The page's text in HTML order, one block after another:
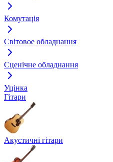
Комутація
Світовое обладнання
Сценічне обладнання
Уцінка
Гітари
Акустичні гітари